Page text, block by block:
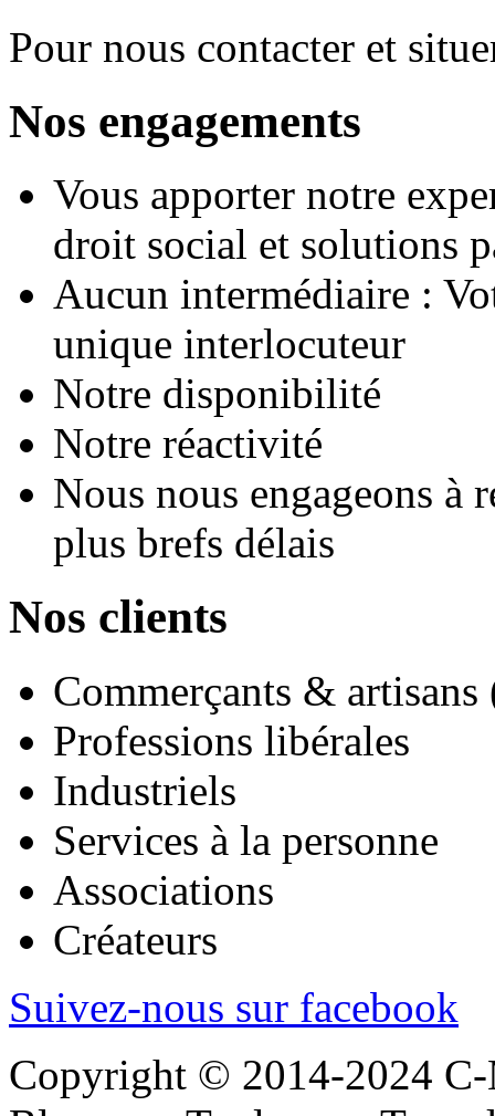
Pour nous contacter et
Nos engagements
Vous apporter notre
droit social et solutions
Aucun intermédiaire :
unique interlocuteur
Notre disponibilité
Notre réactivité
Nous nous engageons à
plus brefs délais
Nos clients
Commerçants &
Professions libérales
Industriels
Services à la personne
Associations
Créateurs
Suivez-nous sur facebook
Copyright © 2014-2024